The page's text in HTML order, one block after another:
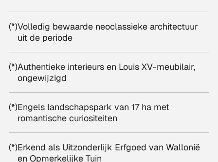
(*)Volledig bewaarde neoclassieke architectuur
uit de periode
(*)Authentieke interieurs en Louis XV-meubilair,
ongewijzigd
(*)Engels landschapspark van 17 ha met
romantische curiositeiten
(*)Erkend als Uitzonderlijk Erfgoed van Wallonië
en Opmerkelijke Tuin